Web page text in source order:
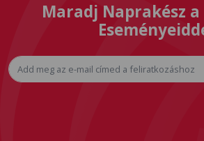
Maradj Naprakész a